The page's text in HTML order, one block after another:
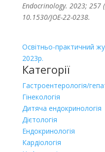
Endocrinology. 2023; 257
10.1530/JOE-22-0238.
Освітньо-практичний
2023р.
Категорії
Гастроентерологія/
Гінекологія
Дитяча ендокринологія
Дієтологія
Ендокринологія
Кардіологія